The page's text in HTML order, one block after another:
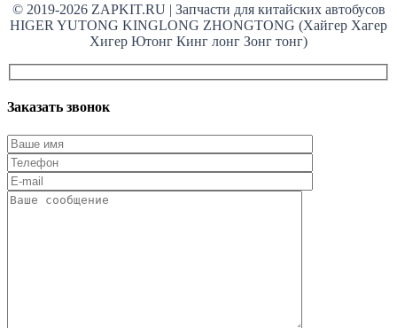
© 2019-2026 ZAPKIT.RU | Запчасти для китайских автобусов
HIGER YUTONG KINGLONG ZHONGTONG (Хайгер Хагер
Хигер Ютонг Кинг лонг Зонг тонг)
Заказать звонок